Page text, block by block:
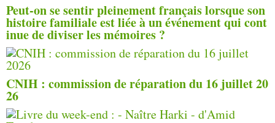
Peut-on se sentir pleinement français lorsque son
histoire familiale est liée à un événement qui cont
inue de diviser les mémoires ?
CNIH : commission de réparation du 16 juillet 20
26